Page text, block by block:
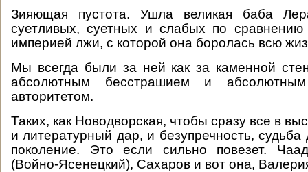
Зияющая пустота. Ушла великая баба
суетливых, суетных и слабых по
империей лжи, с которой она боролась всю
Мы всегда были за ней как за каменной
абсолютным бесстрашием и
авторитетом.
Таких, как Новодворская, чтобы сразу все в
и литературный дар, и безупречность,
поколение. Это если сильно повезет.
(Войно-Ясенецкий), Сахаров и вот она,